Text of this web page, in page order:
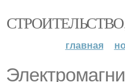
главная